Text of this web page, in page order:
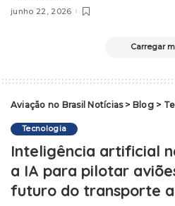
junho 22, 2026
Carregar
Aviação no Brasil Notícias> Blog>
Tecnologia
Inteligência artificial
a IA para pilotar
futuro do transporte